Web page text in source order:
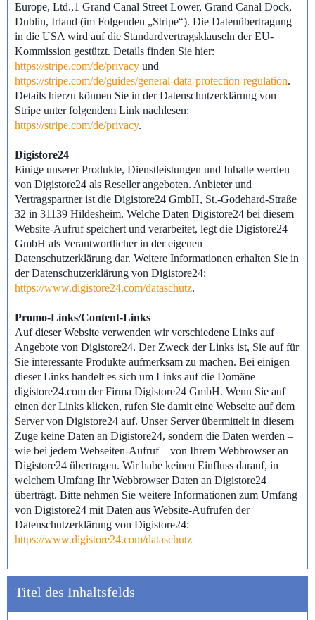
Europe, Ltd.,1 Grand Canal Street Lower, Grand Canal Dock,
Dublin, Irland (im Folgenden „Stripe“). Die Datenübertragung
in die USA wird auf die Standardvertragsklauseln der EU-
Kommission gestützt. Details finden Sie hier:
https://stripe.com/de/privacy und
https://stripe.com/de/guides/general-data-protection-regulation.
Details hierzu können Sie in der Datenschutzerklärung von
Stripe unter folgendem Link nachlesen:
https://stripe.com/de/privacy.
Digistore24
Einige unserer Produkte, Dienstleistungen und Inhalte werden
von Digistore24 als Reseller angeboten. Anbieter und
Vertragspartner ist die Digistore24 GmbH, St.-Godehard-Straße
32 in 31139 Hildesheim. Welche Daten Digistore24 bei diesem
Website-Aufruf speichert und verarbeitet, legt die Digistore24
GmbH als Verantwortlicher in der eigenen
Datenschutzerklärung dar. Weitere Informationen erhalten Sie in
der Datenschutzerklärung von Digistore24:
https://www.digistore24.com/dataschutz.
Promo-Links/Content-Links
Auf dieser Website verwenden wir verschiedene Links auf
Angebote von Digistore24. Der Zweck der Links ist, Sie auf für
Sie interessante Produkte aufmerksam zu machen. Bei einigen
dieser Links handelt es sich um Links auf die Domäne
digistore24.com der Firma Digistore24 GmbH. Wenn Sie auf
einen der Links klicken, rufen Sie damit eine Webseite auf dem
Server von Digistore24 auf. Unser Server übermittelt in diesem
Zuge keine Daten an Digistore24, sondern die Daten werden –
wie bei jedem Webseiten-Aufruf – von Ihrem Webbrowser an
Digistore24 übertragen. Wir habe keinen Einfluss darauf, in
welchem Umfang Ihr Webbrowser Daten an Digistore24
überträgt. Bitte nehmen Sie weitere Informationen zum Umfang
von Digistore24 mit Daten aus Website-Aufrufen der
Datenschutzerklärung von Digistore24:
https://www.digistore24.com/dataschutz
Titel des Inhaltsfelds